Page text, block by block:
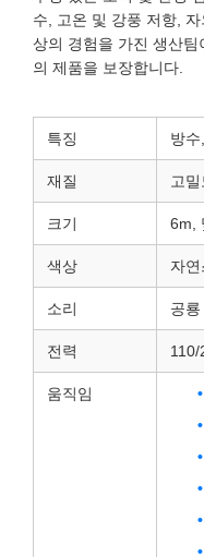
수, 고온 및 강풍 저항,
상의 경험을 가진 생산
의 제품을 보장합니다.
특징 방
재질 고
크기 6m,
색상 자
소리 공
전력 110/
움직임